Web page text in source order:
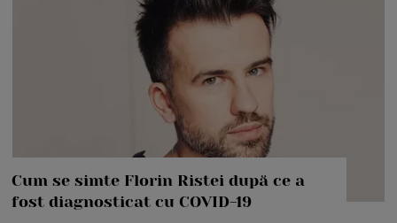
Cum se simte Florin Ristei după ce a
fost diagnosticat cu COVID-19